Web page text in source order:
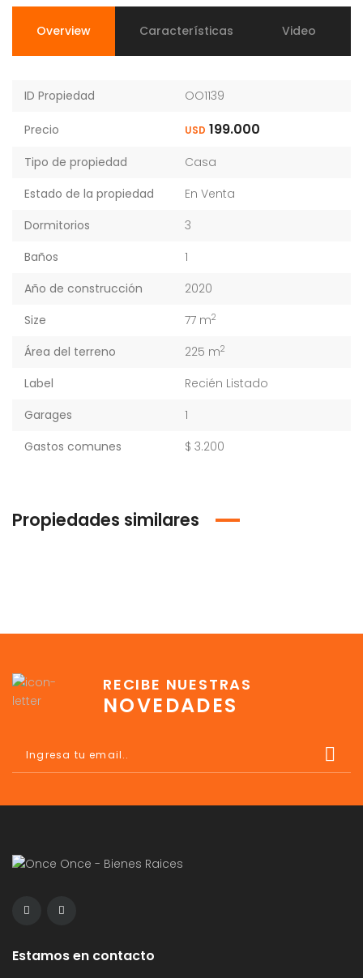
Overview Características Video
ID Propiedad OO1139
Precio USD 199.000
Tipo de propiedad
Casa
Estado de la propiedad
En Venta
Dormitorios
3
Baños
1
Año de construcción
2020
Size
77 m2
Área del terreno 225 m2
Label
Recién Listado
Garages
1
Gastos comunes
$ 3.200
Propiedades similares
RECIBE NUESTRAS
NOVEDADES
Estamos en contacto